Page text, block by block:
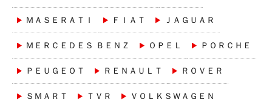
ＭＡＳＥＲＡＴＩ ＦＩＡＴ ＪＡＧＵＡＲ
ＭＥＲＣＥＤＥＳ ＢＥＮＺ ＯＰＥＬ ＰＯＲＣＨＥ
ＰＥＵＧＥＯＴ ＲＥＮＡＵＬＴ ＲＯＶＥＲ
ＳＭＡＲＴ ＴＶＲ ＶＯＬＫＳＷＡＧＥＮ